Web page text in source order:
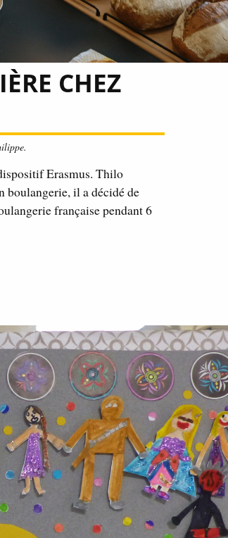
CHEZ
Erasmus. Thilo
boulangerie, il a décidé de
française pendant 6